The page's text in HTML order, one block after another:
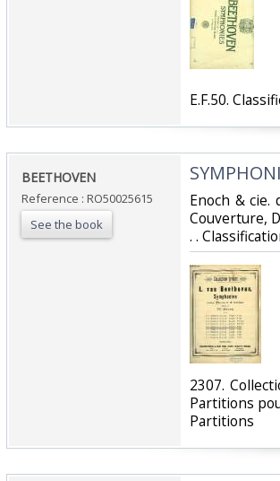
‎E.F.50.
‎BEETHOVEN‎
Reference : RO50025615
See the book
‎Enoch & cie.
Couverture,
. .
‎2307.
Partitions
Partitions‎